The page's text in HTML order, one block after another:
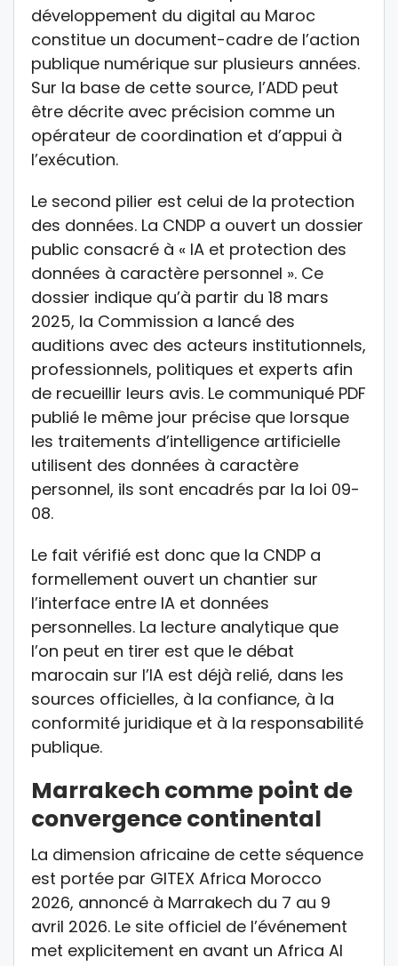
développement du digital au Maroc
constitue un document-cadre de l’action
publique numérique sur plusieurs années.
Sur la base de cette source, l’ADD peut
être décrite avec précision comme un
opérateur de coordination et d’appui à
l’exécution.
Le second pilier est celui de la protection
des données. La CNDP a ouvert un dossier
public consacré à « IA et protection des
données à caractère personnel ». Ce
dossier indique qu’à partir du 18 mars
2025, la Commission a lancé des
auditions avec des acteurs institutionnels,
professionnels, politiques et experts afin
de recueillir leurs avis. Le communiqué PDF
publié le même jour précise que lorsque
les traitements d’intelligence artificielle
utilisent des données à caractère
personnel, ils sont encadrés par la loi 09-
08.
Le fait vérifié est donc que la CNDP a
formellement ouvert un chantier sur
l’interface entre IA et données
personnelles. La lecture analytique que
l’on peut en tirer est que le débat
marocain sur l’IA est déjà relié, dans les
sources officielles, à la confiance, à la
conformité juridique et à la responsabilité
publique.
Marrakech comme point de
convergence continental
La dimension africaine de cette séquence
est portée par GITEX Africa Morocco
2026, annoncé à Marrakech du 7 au 9
avril 2026. Le site officiel de l’événement
met explicitement en avant un Africa AI